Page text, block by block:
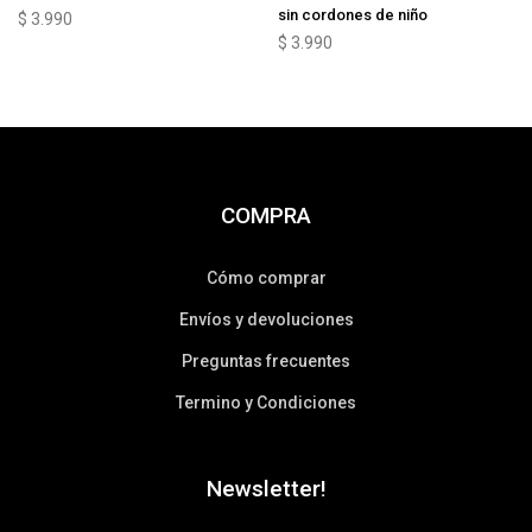
$ 3.990 sin cordones de niño
$ 3.990
COMPRA
Cómo comprar
Envíos y devoluciones
Preguntas frecuentes
Termino y Condiciones
Newsletter!